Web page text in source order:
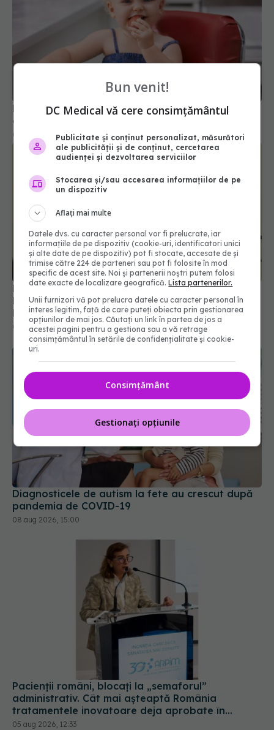
Primele 1.000 de zile ar putea decide sănătatea
creierului pentru întreaga viață
08 aug 2026, 12:00
Prof. dr. Valeriu Gheorghiță intră în Board-ul
Editorial al revistei Scientific Reports, din Nature
Portfolio
05 aug 2026, 21:09
Diagnosticele de autism la fete au crescut după
pandemia de COVID-19
08 aug 2026, 15:00
Pacienții români, blocați la „semaforul”
administrativ. Cât mai așteaptă România
tratamentele inovatoare deja aprobate în
Europa
05 aug 2026, 12:33
Bun venit!
DC Medical vă cere consimțământul
Publicitate și conținut personalizat, măsurători
ale publicității și de conținut, cercetarea
audienței și dezvoltarea serviciilor
Stocarea și/sau accesarea informațiilor de pe
un dispozitiv
Aflați mai multe
Datele dvs. cu caracter personal vor fi prelucrate, iar
informațiile de pe dispozitiv (cookie-uri, identificatori unici
și alte date de pe dispozitiv) pot fi stocate, accesate de și
trimise către 224 de parteneri sau pot fi folosite în mod
specific de acest site. Noi și partenerii noștri putem folosi
date exacte de localizare geografică.Lista partenerilor.
Unii furnizori vă pot prelucra datele cu caracter personal în
interes legitim, față de care puteți obiecta prin gestionarea
opțiunilor de mai jos. Căutați un link în partea de jos a
acestei pagini pentru a gestiona sau a vă retrage
consimțământul în setările de confidențialitate și cookie-
uri.
Consimțământ
Gestionați opțiunile